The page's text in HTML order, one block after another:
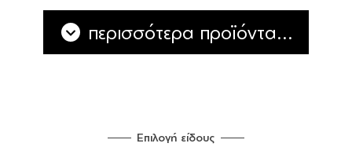
περισσότερα προϊόντα...
Επιλογή είδους